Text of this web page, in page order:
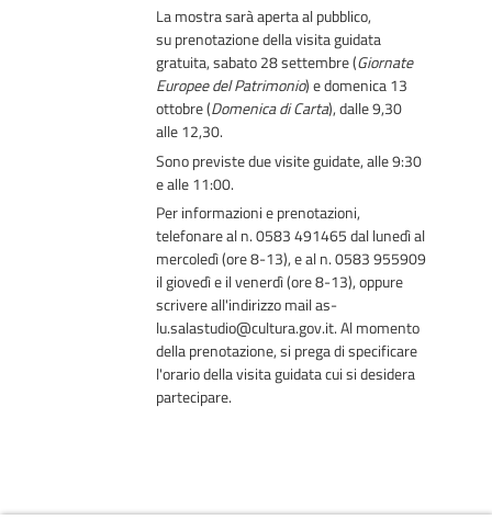
La mostra sarà aperta al pubblico,
su prenotazione della visita guidata
gratuita,sabato 28 settembre(Giornate
Europee del Patrimonio) edomenica 13
ottobre(Domenica di Carta),dalle 9,30
alle 12,30.
Sono previste due visite guidate, alle 9:30
e alle 11:00.
Perinformazionieprenotazioni,
telefonare al n. 0583 491465 dal lunedì al
mercoledì (ore 8-13), e al n. 0583 955909
il giovedì e il venerdì (ore 8-13), oppure
scrivere all'indirizzo mail as-
lu.salastudio@cultura.gov.it. Al momento
della prenotazione,si prega di specificare
l'orario della visita guidata cui si desidera
partecipare.